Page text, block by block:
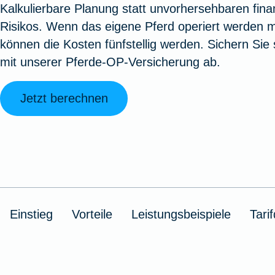
Oldtimerversicherung
Zur Produktübersicht
Jagd-
Augenzusatzversicherung
Zur Produktübersicht
Zur
Vermögensschadenversicherung
Zur Produktübersicht
Filmversicherung
Zur Serviceübersicht
Kalkulierbare Planung statt unvorhersehbaren
Risikos. Wenn das eigene Pferd operiert werden
können die Kosten fünfstellig werden. Sichern Sie
mit unserer Pferde-OP-Versicherung ab.
Jetzt berechnen
Einstieg Vorteile Leistungsbeispiele